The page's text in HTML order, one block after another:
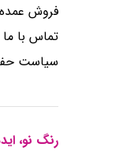
فروش
تماس با ما
سیاست
رنگ نو،